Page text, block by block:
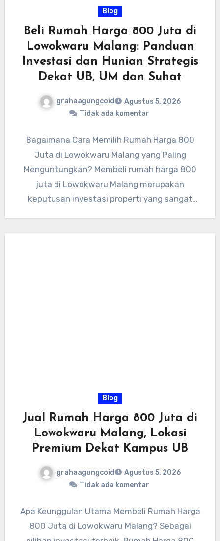
Blog
Beli Rumah Harga 800 Juta di
Lowokwaru Malang: Panduan
Investasi dan Hunian Strategis
Dekat UB, UM dan Suhat
grahaagungcoid
Agustus 5, 2026
Tidak ada komentar
Bagaimana Cara Memilih Rumah Harga 800
Juta di Lowokwaru Malang yang Paling
Menguntungkan? Membeli rumah harga 800
juta di Lowokwaru Malang merupakan
keputusan investasi properti yang sangat
Blog
Jual Rumah Harga 800 Juta di
Lowokwaru Malang, Lokasi
Premium Dekat Kampus UB
grahaagungcoid
Agustus 5, 2026
Tidak ada komentar
Apa Keunggulan Utama Membeli Rumah Harga
800 Juta di Lowokwaru Malang? Sebagai